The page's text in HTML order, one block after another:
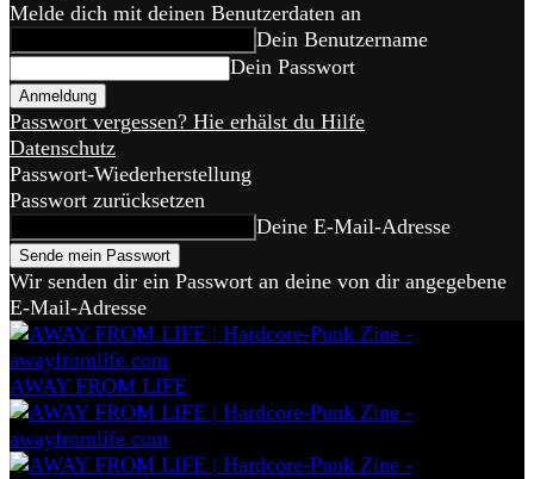
Melde dich mit deinen Benutzerdaten an
Dein Benutzername
Dein Passwort
Passwort vergessen? Hie erhälst du Hilfe
Datenschutz
Passwort-Wiederherstellung
Passwort zurücksetzen
Deine E-Mail-Adresse
Wir senden dir ein Passwort an deine von dir angegebene
E-Mail-Adresse
AWAY FROM LIFE